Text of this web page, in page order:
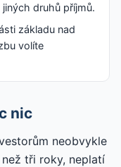
druhů příjmů.
základu nad
volíte
nic
neobvykle
tři roky, neplatí